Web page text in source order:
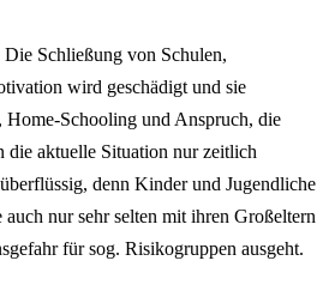
Schließung von Schulen,
wird geschädigt und sie
Schooling und Anspruch, die
die aktuelle Situation nur zeitlich
denn Kinder und Jugendliche
nur sehr selten mit ihren Großeltern
für sog. Risikogruppen ausgeht.